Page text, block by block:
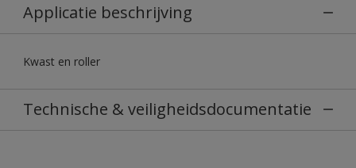
Applicatie beschrijving
Kwast en roller
Technische & veiligheidsdocumentatie